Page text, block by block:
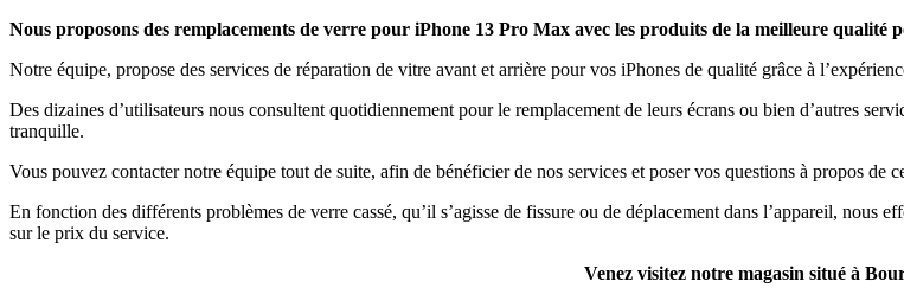
Nous proposons des remplacements de verre pour iPhone 13 Pro Max avec les produits de la meilleure qualité
Notre équipe, propose des services de réparation de vitre avant et arrière pour vos iPhones de qualité grâce à
Des dizaines d’utilisateurs nous consultent quotidiennement pour le remplacement de leurs écrans ou bien d’autres
tranquille.
Vous pouvez contacter notre équipe tout de suite, afin de bénéficier de nos services et poser vos questions à propos de
En fonction des différents problèmes de verre cassé, qu’il s’agisse de fissure ou de déplacement dans l’appareil, nous
sur le prix du service.
Venez visitez notre magasin situé à